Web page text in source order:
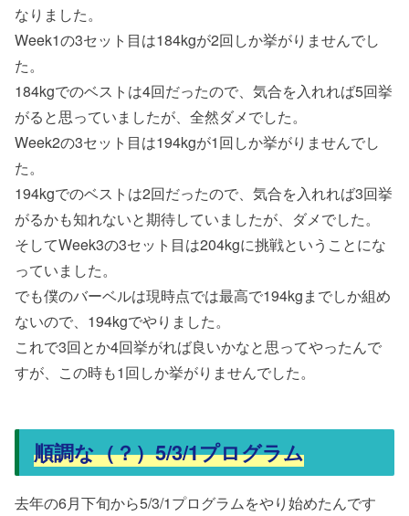
なりました。
Week1の3セット目は184kgが2回しか挙がりませんでし
た。
184kgでのベストは4回だったので、気合を入れれば5回挙
がると思っていましたが、全然ダメでした。
Week2の3セット目は194kgが1回しか挙がりませんでし
た。
194kgでのベストは2回だったので、気合を入れれば3回挙
がるかも知れないと期待していましたが、ダメでした。
そしてWeek3の3セット目は204kgに挑戦ということにな
っていました。
でも僕のバーベルは現時点では最高で194kgまでしか組め
ないので、194kgでやりました。
これで3回とか4回挙がれば良いかなと思ってやったんで
すが、この時も1回しか挙がりませんでした。
順調な（？）5/3/1プログラム
去年の6月下旬から5/3/1プログラムをやり始めたんです